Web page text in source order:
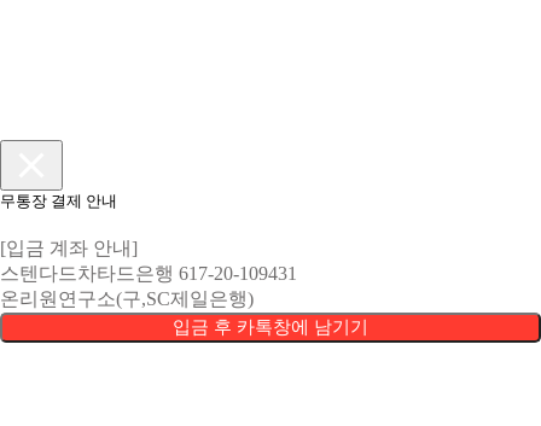
무통장 결제 안내
[입금 계좌 안내]
스텐다드차타드은행 617-20-109431
온리원연구소(구,SC제일은행)
입금 후 카톡창에 남기기